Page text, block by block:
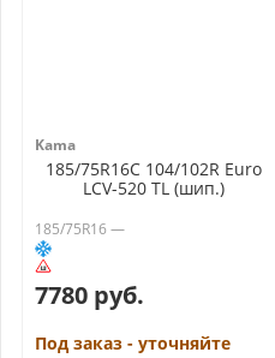
Kama
185/75R16C 104/102R Euro
LCV-520 TL (шип.)
185/75R16 —
7780 руб.
Под заказ - уточняйте